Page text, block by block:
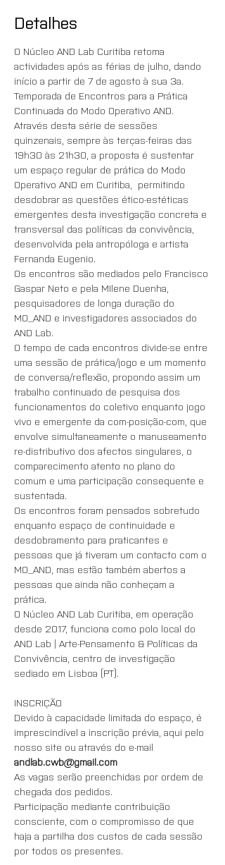
Detalhes
O Núcleo AND Lab Curitiba retoma
actividades após as férias de julho, dando
início a partir de 7 de agosto à sua 3a.
Temporada de Encontros para a Prática
Continuada do Modo Operativo AND.
Através desta série de sessões
quinzenais, sempre às terças-feiras das
19h30 às 21h30, a proposta é sustentar
um espaço regular de prática do Modo
Operativo AND em Curitiba,  permitindo
desdobrar as questões ético-estéticas
emergentes desta investigação concreta e
transversal das políticas da convivência,
desenvolvida pela antropóloga e artista
Fernanda Eugenio.
Os encontros são mediados pelo Francisco
Gaspar Neto e pela MIlene Duenha,
pesquisadores de longa duração do
MO_AND e investigadores associados do
AND Lab.
O tempo de cada encontros divide-se entre
uma sessão de prática/jogo e um momento
de conversa/reflexão, propondo assim um
trabalho continuado de pesquisa dos
funcionamentos do coletivo enquanto jogo
vivo e emergente da com-posição-com, que
envolve simultaneamente o manuseamento
re-distributivo dos afectos singulares, o
comparecimento atento no plano do
comum e uma participação consequente e
sustentada.
Os encontros foram pensados sobretudo
enquanto espaço de continuidade e
desdobramento para praticantes e
pessoas que já tiveram um contacto com o
MO_AND, mas estão também abertos a
pessoas que ainda não conheçam a
prática.
O Núcleo AND Lab Curitiba, em operação
desde 2017, funciona como polo local do
AND Lab | Arte-Pensamento & Políticas da
Convivência, centro de investigação
sediado em Lisboa (PT).
INSCRIÇÃO
Devido à capacidade limitada do espaço, é
imprescindível a inscrição prévia, aqui pelo
nosso site ou através do e-mail
andlab.cwb@gmail.com
As vagas serão preenchidas por ordem de
chegada dos pedidos.
Participação mediante contribuição
consciente, com o compromisso de que
haja a partilha dos custos de cada sessão
por todos os presentes.